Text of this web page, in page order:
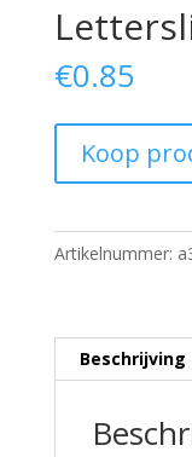
€0.85
Koop
Artikelnummer:
Beschrijving